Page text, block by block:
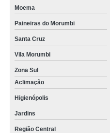
Moema
Paineiras do Morumbi
Santa Cruz
Vila Morumbi
Zona Sul
Aclimação
Higienópolis
Jardins
Região Central